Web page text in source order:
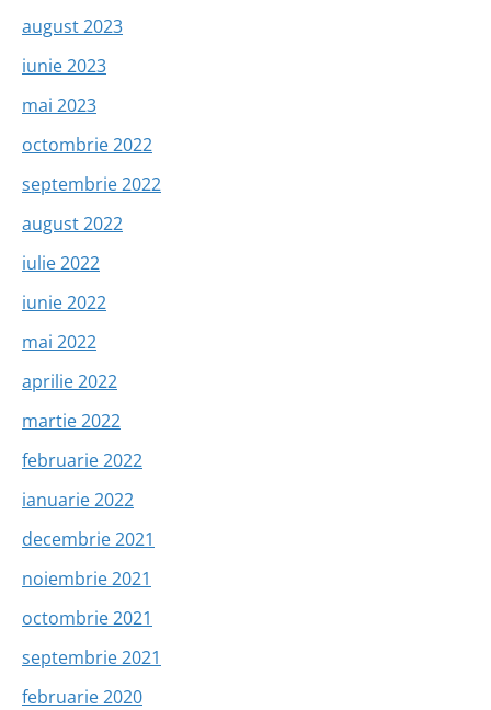
august 2023
iunie 2023
mai 2023
octombrie 2022
septembrie 2022
august 2022
iulie 2022
iunie 2022
mai 2022
aprilie 2022
martie 2022
februarie 2022
ianuarie 2022
decembrie 2021
noiembrie 2021
octombrie 2021
septembrie 2021
februarie 2020